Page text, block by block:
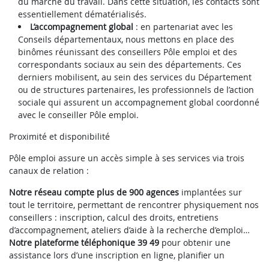
essentiellement dématérialisés.
L’accompagnement global : en partenariat avec les
Conseils départementaux, nous mettons en place des
binômes réunissant des conseillers Pôle emploi et des
correspondants sociaux au sein des départements. Ces
derniers mobilisent, au sein des services du Département
ou de structures partenaires, les professionnels de l’action
sociale qui assurent un accompagnement global coordonné
avec le conseiller Pôle emploi.
Proximité et disponibilité
Pôle emploi assure un accès simple à ses services via trois
canaux de relation :
Notre réseau compte plus de 900 agences implantées sur
tout le territoire, permettant de rencontrer physiquement nos
conseillers : inscription, calcul des droits, entretiens
d’accompagnement, ateliers d’aide à la recherche d’emploi…
Notre plateforme téléphonique 39 49 pour obtenir une
assistance lors d’une inscription en ligne, planifier un